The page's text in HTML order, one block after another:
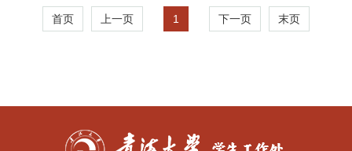
首页 上一页 1 下一页 末页